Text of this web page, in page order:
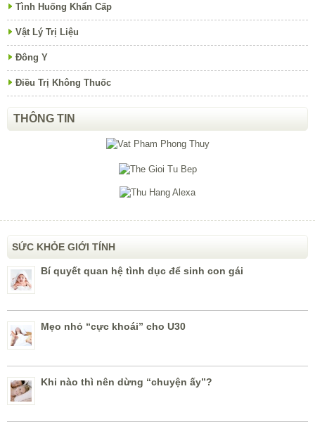
Tình Huống Khẩn Cấp
Vật Lý Trị Liệu
Đông Y
Điều Trị Không Thuốc
THÔNG TIN
SỨC KHỎE GIỚI TÍNH
Bí quyết quan hệ tình dục để sinh con gái
Mẹo nhỏ “cực khoái” cho U30
Khi nào thì nên dừng “chuyện ấy”?